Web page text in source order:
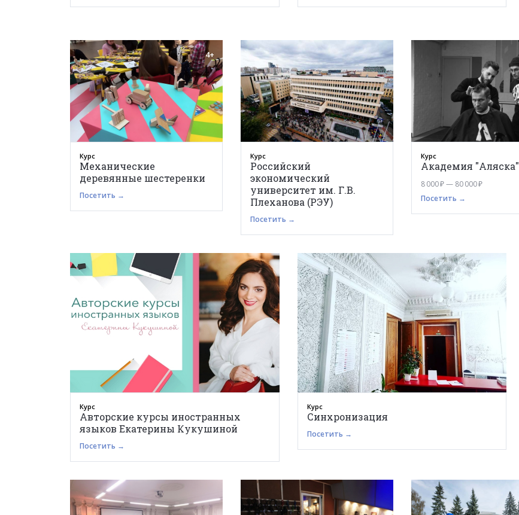
4+
Курс
Механические
деревянные шестеренки
Посетить →
Курс
Российский
экономический
университет им. Г.В.
Плеханова (РЭУ)
Посетить →
Курс
Академия "Аляска"
8 000 ₽ — 80 000 ₽
Посетить →
Курс
Авторские курсы иностранных
языков Екатерины Кукушиной
Посетить →
Курс
Синхронизация
Посетить →